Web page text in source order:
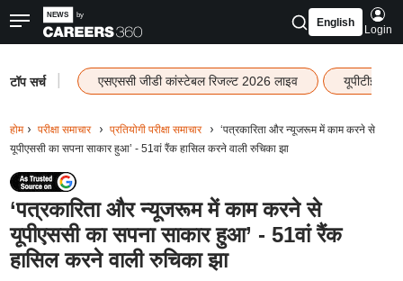
English
Login
टॉप सर्च एसएससी जीडी कांस्टेबल रिजल्ट 2026 लाइव यूपीटीईटी
होम परीक्षा समाचार प्रतियोगी परीक्षा समाचार
‘पत्रकारिता और न्यूजरूम में काम करने से
यूपीएससी का सपना साकार हुआ’ - 51वां रैंक हासिल करने वाली रुचिका झा
‘पत्रकारिता और न्यूजरूम में काम करने से
यूपीएससी का सपना साकार हुआ’ - 51वां रैंक
हासिल करने वाली रुचिका झा